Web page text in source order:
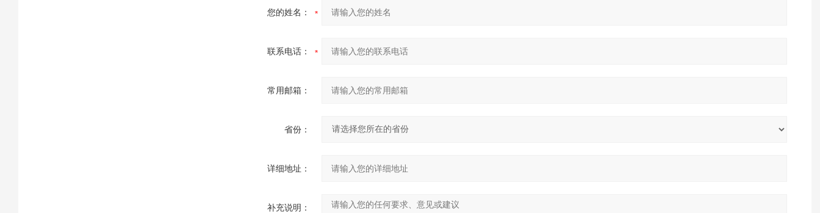
您的姓名：
联系电话：
常用邮箱：
省份：
详细地址：
补充说明：